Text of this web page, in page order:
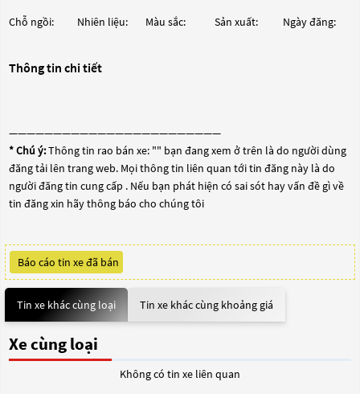
Chỗ ngồi: Nhiên liệu: Màu sắc: Sản xuất: Ngày đăng:
Thông tin chi tiết
————————————————————————
* Chú ý:Thông tin rao bán xe: "" bạn đang xem ở trên là do người dùng
đăng tải lên trang web. Mọi thông tin liên quan tới tin đăng này là do
người đăng tin cung cấp . Nếu bạn phát hiện có sai sót hay vấn đề gì về
tin đăng xin hãy thông báo cho chúng tôi
Báo cáo tin xe đã bán
Tin xe khác cùng loại Tin xe khác cùng khoảng giá
Xe cùng loại
Không có tin xe liên quan